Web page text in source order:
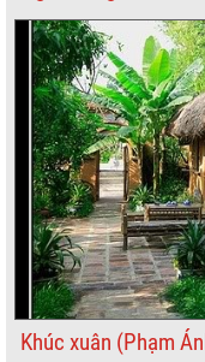
Khúc xuân (Phạm